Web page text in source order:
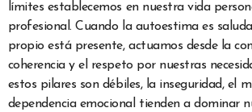
límites establecemos en nuestra vida
profesional. Cuando la autoestima es
propio está presente, actuamos desde la
coherencia y el respeto por nuestras
estos pilares son débiles, la inseguridad, el
dependencia emocional tienden a dominar